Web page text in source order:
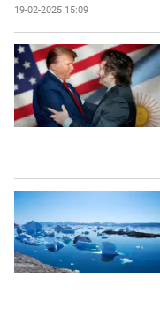
19-02-2025 15:09